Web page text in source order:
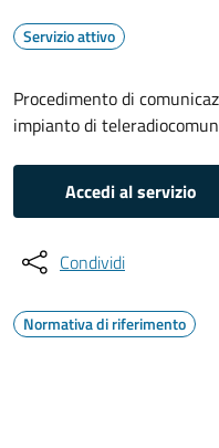
Servizio attivo
Procedimento di
impianto di
Accedi al servizio
Condividi
Normativa di riferimento